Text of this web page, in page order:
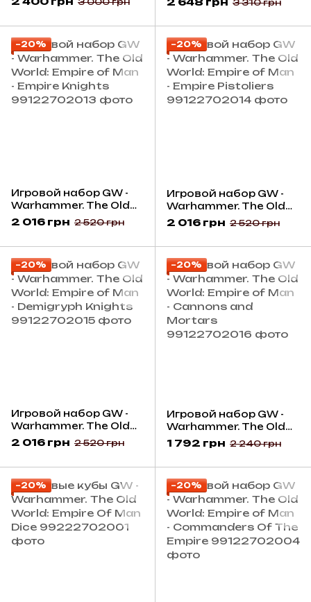
General of the Empire
Free Company Militia
3 310 грн
−20%
Игровой набор GW -
Warhammer. The Old
World: Empire of Man -
Empire Knights
2 016 грн 2 520 грн
−20%
Игровой набор GW -
Warhammer. The Old
World: Empire of Man -
Empire Pistoliers
2 016 грн 2 520 грн
−20%
Игровой набор GW -
Warhammer. The Old
World: Empire of Man -
Demigryph Knights
2 016 грн 2 520 грн
−20%
Игровой набор GW -
Warhammer. The Old
World: Empire of Man -
Cannons and Mortars
1 792 грн 2 240 грн
−20% −20%